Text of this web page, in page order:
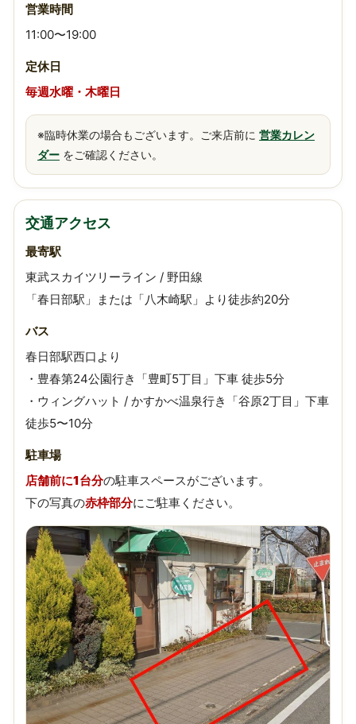
営業時間
11:00〜19:00
定休日
毎週水曜・木曜日
※臨時休業の場合もございます。ご来店前に 営業カレン
ダー をご確認ください。
交通アクセス
最寄駅
東武スカイツリーライン / 野田線
「春日部駅」または「八木崎駅」より徒歩約20分
バス
春日部駅西口より
・豊春第24公園行き「豊町5丁目」下車 徒歩5分
・ウィングハット / かすかべ温泉行き「谷原2丁目」下車
徒歩5〜10分
駐車場
店舗前に1台分の駐車スペースがございます。
下の写真の赤枠部分にご駐車ください。